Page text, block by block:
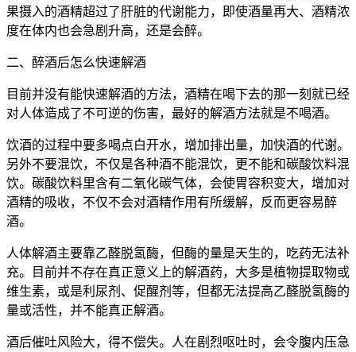
果摄入的酒精超过了肝脏的代谢能力，即使酒量再大、酒精浓
度在体内也会急剧升高，还是会醉。
二、醉酒后怎么快速解酒
目前并没有能快速解酒的方法，酒精在喝下去的那一刻就已经
对人体造成了不可逆的伤害，最好的解酒方法就是不喝酒。
饮酒的过程中要多喝点白开水，增加排出量，加快酒的代谢。
另外不要混饮，不仅是各种酒不能混饮，更不能和碳酸饮料混
饮。碳酸饮料里含有二氧化碳气体，会使胃容积变大，增加对
酒精的吸收，不仅不会对酒精作用有所缓解，反而更容易醉
酒。
人体解酒主要靠乙醛脱氢酶，但酶的量是天生的，吃药无法补
充。目前并不存在真正意义上的解酒药，大多是植物提取物或
维生素，或是利尿剂、促醒剂等，但都无法提高乙醛脱氢酶的
量或活性，并不能真正解酒。
酒后催吐风险大，得不偿失。人在剧烈呕吐时，会令腹内压急